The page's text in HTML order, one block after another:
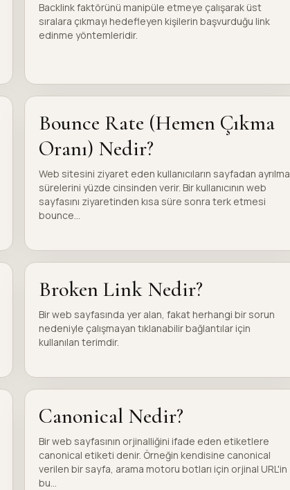
Backlink faktörünü manipüle etmeye çalışarak üst
sıralara çıkmayı hedefleyen kişilerin başvurduğu link
edinme yöntemleridir.
Bounce Rate (Hemen Çıkma
Oranı) Nedir?
Web sitesini ziyaret eden kullanıcıların sayfadan ayrılma
sürelerini yüzde cinsinden verir. Bir kullanıcının web
sayfasını ziyaretinden kısa süre sonra terk etmesi
bounce...
Broken Link Nedir?
Bir web sayfasında yer alan, fakat herhangi bir sorun
nedeniyle çalışmayan tıklanabilir bağlantılar için
kullanılan terimdir.
Canonical Nedir?
Bir web sayfasının orjinalliğini ifade eden etiketlere
canonical etiketi denir. Örneğin kendisine canonical
verilen bir sayfa, arama motoru botları için orjinal URL'in
bu...